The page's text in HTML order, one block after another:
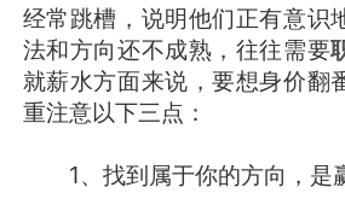
经常跳槽，说明他们正有意识
法和方向还不成熟，往往需要
就薪水方面来说，要想身价翻
重注意以下三点：
1、找到属于你的方向，是